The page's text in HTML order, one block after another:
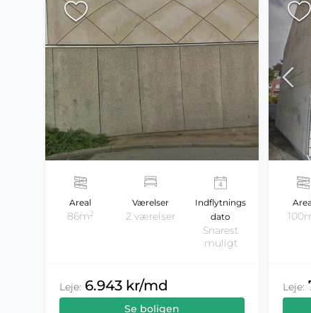
Areal
86m2
Værelser
2 værelser
Indflytnings
dato
Snarest
muligt
Leje: 6.943 kr/md
Se boligen
Leje: